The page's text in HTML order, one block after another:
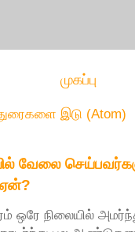
முகப்பு
இடு (Atom)
வேலை
ஏன்?
நிலையில்